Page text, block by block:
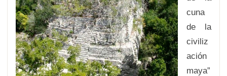
cuna
de la
civiliz
ación
maya”